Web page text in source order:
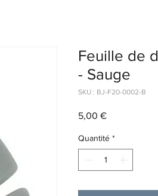
Feuille de
- Sauge
SKU : BJ-F20-0002-B
5,00 €Prix
Quantité *